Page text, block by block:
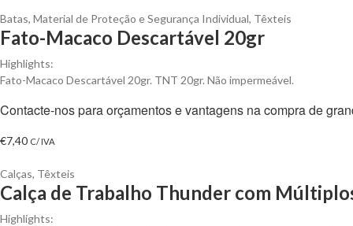
Batas, Material de Proteção e Segurança Individual, Têxteis
Fato-Macaco Descartável 20gr
Highlights:
Fato-Macaco Descartável 20gr. TNT 20gr. Não impermeável.
Contacte-nos para orçamentos e vantagens na compra de
€7,40 C/ IVA
Calças, Têxteis
Calça de Trabalho Thunder com
Highlights: